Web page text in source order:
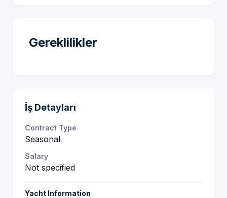
Gereklilikler
İş Detayları
Contract Type
Seasonal
Salary
Not specified
Yacht Information